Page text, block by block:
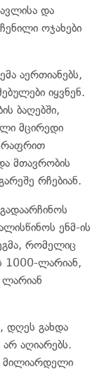
და
ოჯახები
აერთიანებს,
იყვნენ.
ბაღებში,
მცირედი
მთავრობის
რჩებიან.
ენმ-ის
რომელიც
1000-ლარიან,
დღეს გახდა
აღიარებს.
მილიარდელი